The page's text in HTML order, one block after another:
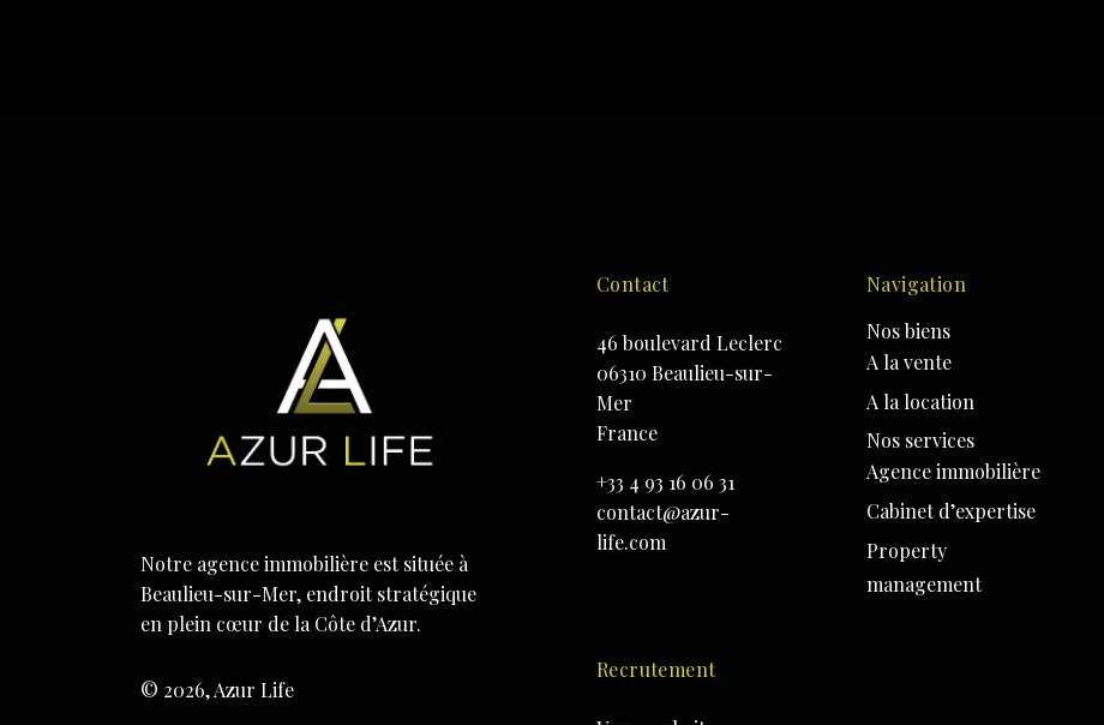
Notre agence immobilière est située à
Beaulieu-sur-Mer, endroit stratégique
en plein cœur de la Côte d’Azur.
© 2026, Azur Life
Contact
46 boulevard Leclerc
06310 Beaulieu-sur-
Mer
France
+33 4 93 16 06 31
contact@azur-
life.com
Recrutement
Navigation
Nos biens
A la vente
A la location
Nos services
Agence immobilière
Cabinet d’expertise
Property
management